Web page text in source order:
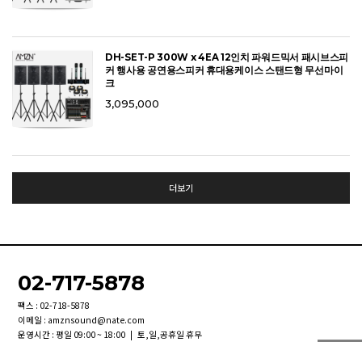
DH-SET-P 300W x 4EA 12인치 파워드믹서 패시브스피
커 행사용 공연용스피커 휴대용케이스 스탠드형 무선마이
크
3,095,000
더보기
02-717-5878
팩스 : 02-718-5878
이메일 : amznsound@nate.com
운영시간 : 평일 09:00 ~ 18:00 | 토,일,공휴일 휴무